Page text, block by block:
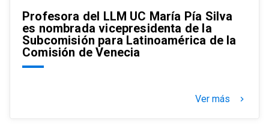
Profesora del LLM UC María Pía Silva
es nombrada vicepresidenta de la
Subcomisión para Latinoamérica de la
Comisión de Venecia
Ver más keyboard_arrow_right